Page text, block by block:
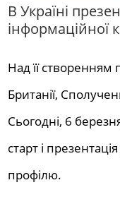
В Україні
інформаційної
Над її створенням
Британії,
Сьогодні, 6
старт і
профілю.